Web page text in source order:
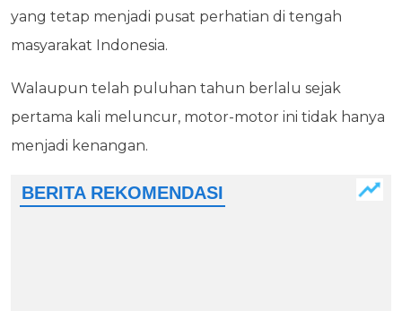
yang tetap menjadi pusat perhatian di tengah
masyarakat Indonesia.
Walaupun telah puluhan tahun berlalu sejak
pertama kali meluncur, motor-motor ini tidak hanya
menjadi kenangan.